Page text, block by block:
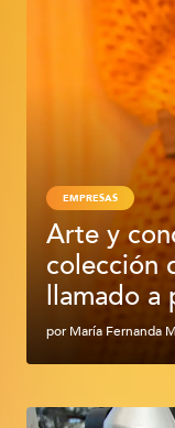
EMPRESAS
Arte y
colección
llamado a
por María Fernanda